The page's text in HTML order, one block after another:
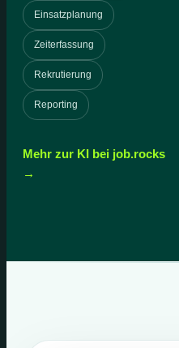
Einsatzplanung
Zeiterfassung
Rekrutierung
Reporting
Mehr zur KI bei job.rocks
→